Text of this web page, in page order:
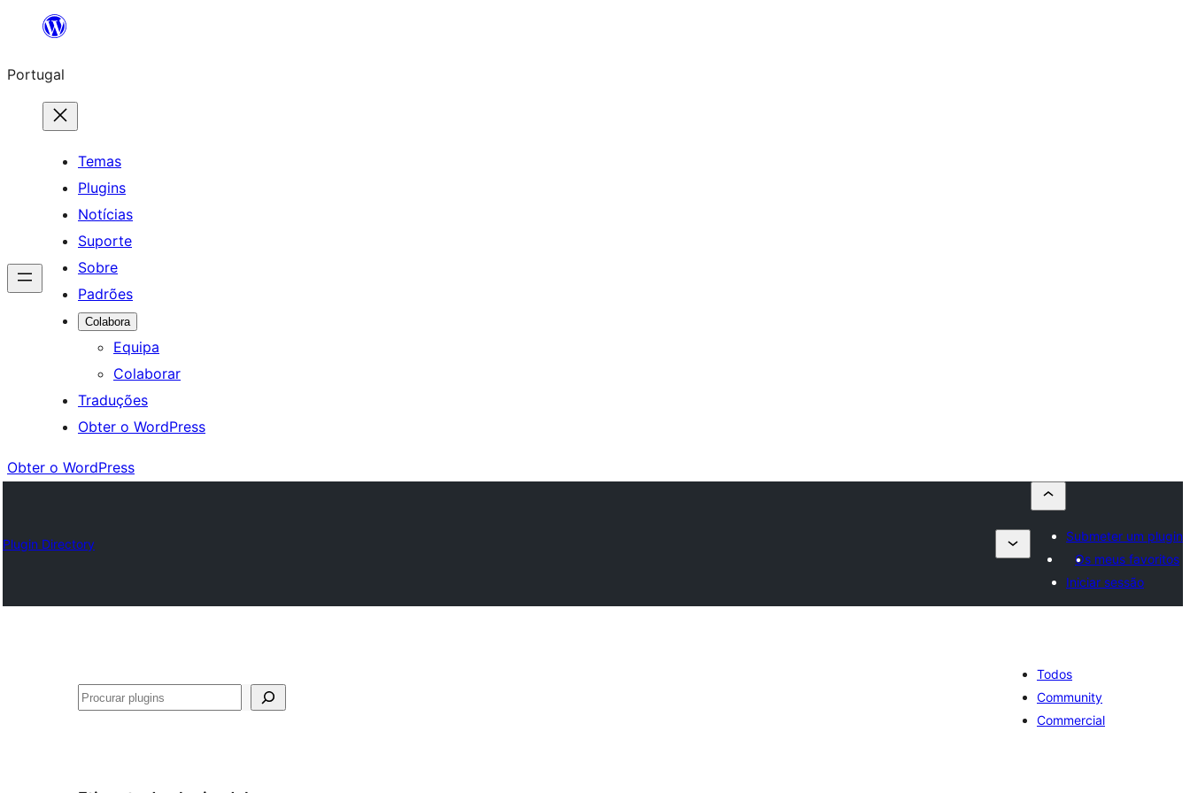
Saltar
o
conteúdo
Portugal
Temas
Plugins
Notícias
Suporte
Sobre
Padrões
Colabora
Equipa
Colaborar
Traduções
Obter o WordPress
Obter o WordPress
Plugin Directory
Submeter um plugin
Os meus favoritos
Iniciar sessão
Pesquisar
Todos
Community
Commercial